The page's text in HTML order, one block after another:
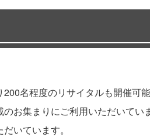
名程度のリサイタルも開催可
お集まりにご利用いただいていま
いています。